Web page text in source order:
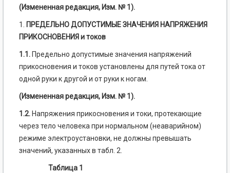
(Измененная редакция, Изм. № 1).
1. ПРЕДЕЛЬНО ДОПУСТИМЫЕ ЗНАЧЕНИЯ НАПРЯЖЕНИЯ
ПРИКОСНОВЕНИЯ и токов
1.1. Предельно допустимые значения напряжений
прикосновения и токов установлены для путей тока от
одной руки к другой и от руки к ногам.
(Измененная редакция, Изм. № 1).
1.2. Напряжения прикосновения и токи, протекающие
через тело человека при нормальном (неаварийном)
режиме электроустановки, не должны превышать
значений, указанных в табл. 2.
Таблица 1